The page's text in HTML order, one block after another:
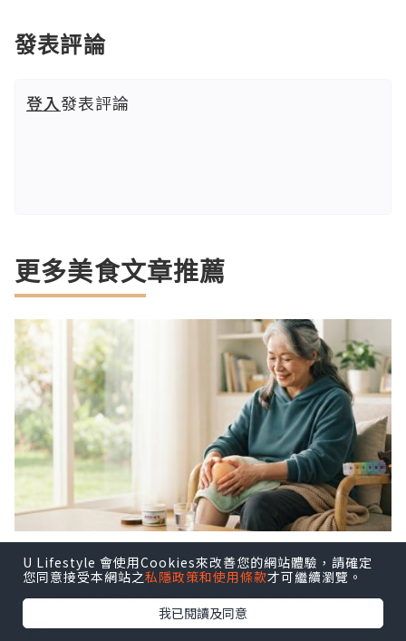
發表評論
登入發表評論
更多美食文章推薦
【尿酸管理與關節健康全攻略】：專家
教你4大降尿酸好處、核心營養與日常
輕養生 4小時前
U Lifestyle 會使用Cookies來改善您的網站體驗，請確定
您同意接受本網站之私隱政策和使用條款才可繼續瀏覽。
我已閱讀及同意